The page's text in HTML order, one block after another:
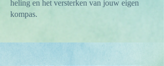
heling en het versterken van jouw eigen
kompas.